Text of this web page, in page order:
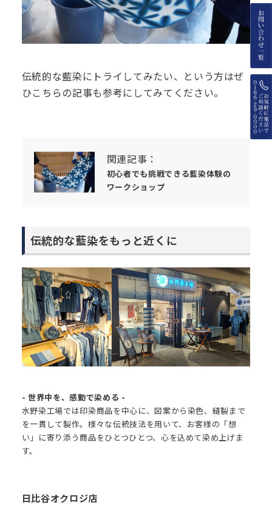
伝統的な藍染にトライしてみたい、という方はぜ
ひこちらの記事も参考にしてみてください。
関連記事：
初心者でも挑戦できる藍染体験の
ワークショップ
伝統的な藍染をもっと近くに
- 世界中を、感動で染める -
水野染工場では印染商品を中心に、図案から染色、縫製まで
を一貫して製作。様々な伝統技法を用いて、お客様の「想
い」に寄り添う商品をひとつひとつ、心を込めて染め上げま
す。
日比谷オクロジ店